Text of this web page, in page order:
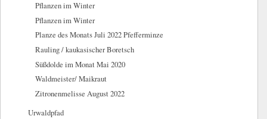
Pflanzen im Winter
Pflanzen im Winter
Planze des Monats Juli 2022 Pfefferminze
Rauling / kaukasischer Boretsch
Süßdolde im Monat Mai 2020
Waldmeister/ Maikraut
Zitronenmelisse August 2022
Urwaldpfad